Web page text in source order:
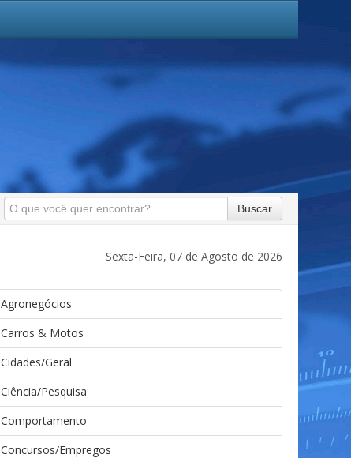
Buscar
Sexta-Feira, 07 de Agosto de 2026
Agronegócios
Carros & Motos
Cidades/Geral
Ciência/Pesquisa
Comportamento
Concursos/Empregos